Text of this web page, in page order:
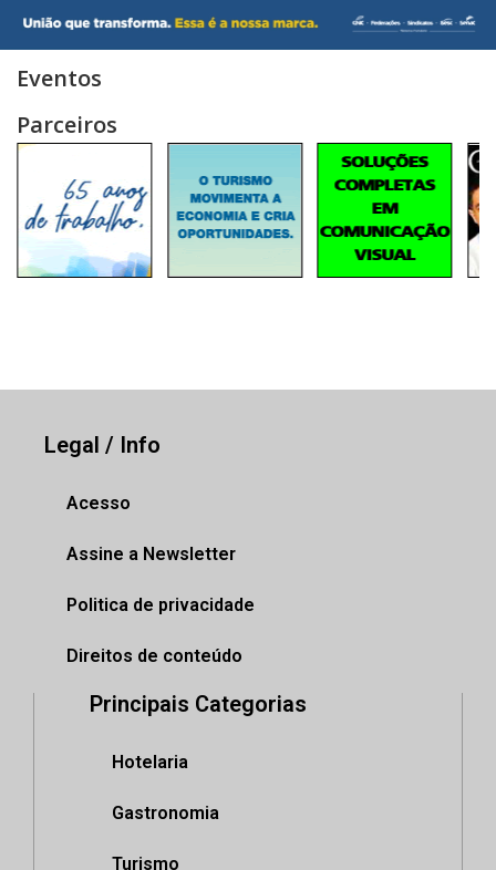
Eventos
Parceiros
Legal / Info
Acesso
Assine a Newsletter
Politica de privacidade
Direitos de conteúdo
Principais Categorias
Hotelaria
Gastronomia
Turismo